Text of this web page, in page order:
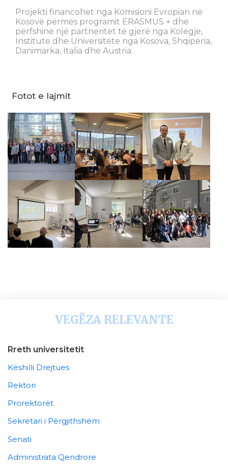
Projekti financohet nga Komisioni Evropian në
Kosovë përmes programit ERASMUS + dhe
përfshinë një partneritet të gjerë nga Kolegje,
Institute dhe Universitete nga Kosova, Shqipëria,
Danimarka, Italia dhe Austria.
Fotot e lajmit
VEGËZA RELEVANTE
Rreth universitetit
Këshilli Drejtues
Rektori
Prorektorët
Sekretari i Përgjithshëm
Senati
Administrata Qendrore